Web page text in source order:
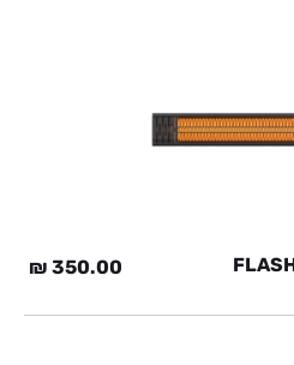
350.00
₪